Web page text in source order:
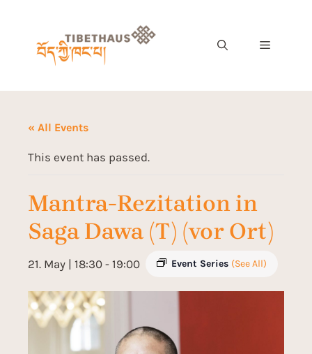
« All Events
This event has passed.
Mantra-Rezitation in
Saga Dawa (T) (vor Ort)
21. May | 18:30 - 19:00 Event Series (See All)